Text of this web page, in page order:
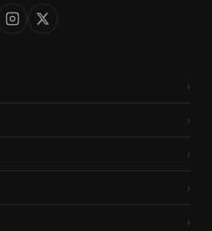
›
›
›
›
›